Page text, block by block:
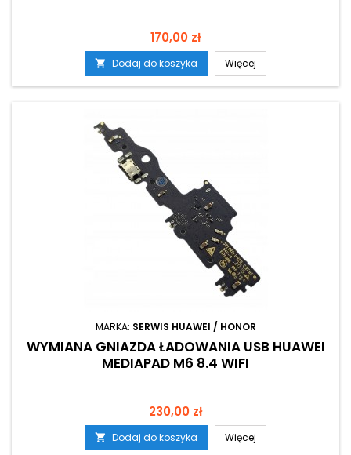
Cena
170,00 zł
 Dodaj do koszyka Więcej
MARKA: SERWIS HUAWEI / HONOR
WYMIANA GNIAZDA ŁADOWANIA USB HUAWEI
MEDIAPAD M6 8.4 WIFI
Cena
230,00 zł
 Dodaj do koszyka Więcej